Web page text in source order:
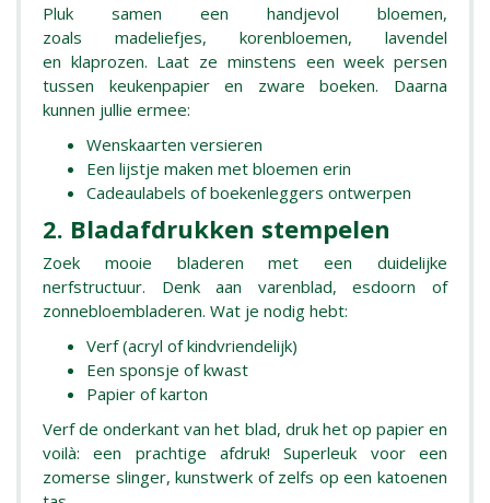
Pluk samen een handjevol bloemen,
zoals madeliefjes, korenbloemen, lavendel
en klaprozen. Laat ze minstens een week persen
tussen keukenpapier en zware boeken. Daarna
kunnen jullie ermee:
Wenskaarten versieren
Een lijstje maken met bloemen erin
Cadeaulabels of boekenleggers ontwerpen
2. Bladafdrukken stempelen
Zoek mooie bladeren met een duidelijke
nerfstructuur. Denk aan varenblad, esdoorn of
zonnebloembladeren. Wat je nodig hebt:
Verf (acryl of kindvriendelijk)
Een sponsje of kwast
Papier of karton
Verf de onderkant van het blad, druk het op papier en
voilà: een prachtige afdruk! Superleuk voor een
zomerse slinger, kunstwerk of zelfs op een katoenen